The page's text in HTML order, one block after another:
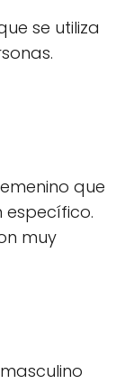
se utiliza
que
específico.
muy